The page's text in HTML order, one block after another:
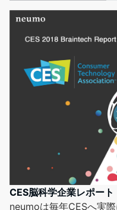
CES脳科学企業レポート
neumoは毎年CESへ実